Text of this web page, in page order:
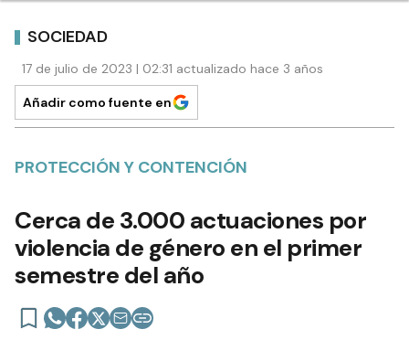
SOCIEDAD
17 de julio de 2023 | 02:31 actualizado hace 3 años
Añadir como fuente en
PROTECCIÓN Y CONTENCIÓN
Cerca de 3.000 actuaciones por
violencia de género en el primer
semestre del año